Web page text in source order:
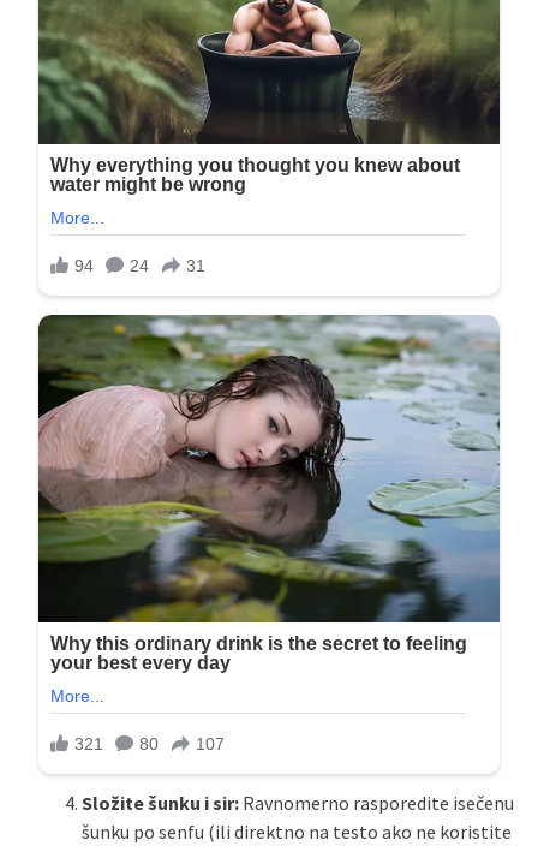
Složite šunku i sir: Ravnomerno rasporedite isečenu
šunku po senfu (ili direktno na testo ako ne koristite